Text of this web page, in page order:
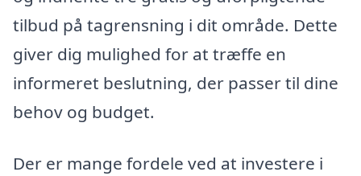
tilbud på tagrensning i dit område. Dette
giver dig mulighed for at træffe en
informeret beslutning, der passer til dine
behov og budget.
Der er mange fordele ved at investere i